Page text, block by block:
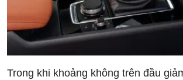
Trong khi khoảng không trên đầu